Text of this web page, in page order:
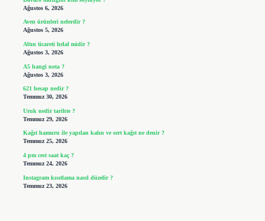
Ağustos 6, 2026
Aven ürünleri nelerdir ?
Ağustos 5, 2026
Altın ticareti helal midir ?
Ağustos 3, 2026
A5 hangi nota ?
Ağustos 3, 2026
621 hesap nedir ?
Temmuz 30, 2026
Uruk nedir tarihte ?
Temmuz 29, 2026
Kağıt hamuru ile yapılan kalın ve sert kağıt ne denir ?
Temmuz 25, 2026
4 pm cest saat kaç ?
Temmuz 24, 2026
Instagram kısıtlama nasıl düzelir ?
Temmuz 23, 2026